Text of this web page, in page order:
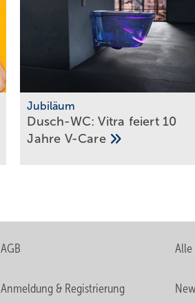
Jubiläum
Dusch-WC: Vitra feiert 10
Jahre V-Care
AGB
Anmeldung & Registrierung